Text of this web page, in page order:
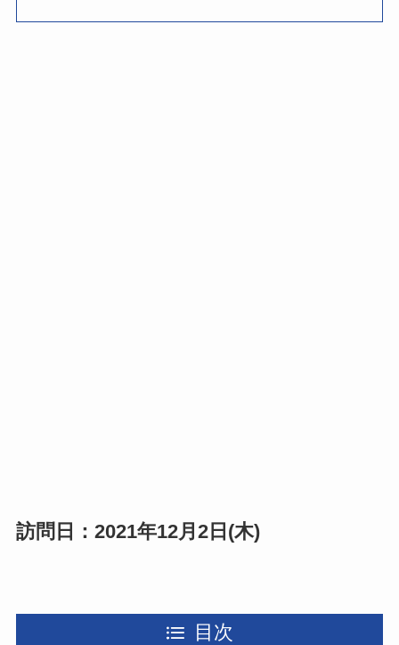
訪問日：2021年12月2日(木)
目次